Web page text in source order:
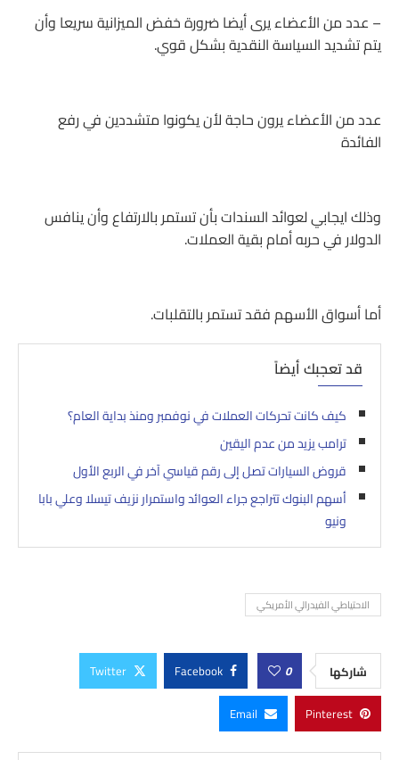
– عدد من الأعضاء يرى أيضا ضرورة خفض الميزانية سريعا وأن
يتم تشديد السياسة النقدية بشكل قوي.
عدد من الأعضاء يرون حاجة لأن يكونوا متشددين في رفع
الفائدة
وذلك ايجابي لعوائد السندات بأن تستمر بالارتفاع وأن ينافس
الدولار في حربه أمام بقية العملات.
أما أسواق الأسهم فقد تستمر بالتقلبات.
قد تعجبك أيضاً
كيف كانت تحركات العملات في نوفمبر ومنذ بداية العام؟
ترامب يزيد من عدم اليقين
قروض السيارات تصل إلى رقم قياسي آخر في الربع الأول
أسهم البنوك تتراجع جراء العوائد واستمرار نزيف تيسلا وعلي بابا
ونيو
الاحتياطي الفيدرالي الأمريكي
شاركها 0
Facebook
Twitter
Pinterest
Email